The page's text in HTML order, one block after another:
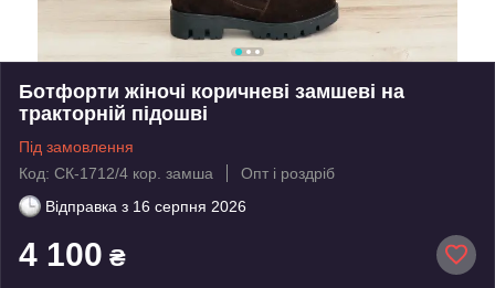
Ботфорти жіночі коричневі замшеві на
тракторній підошві
Під замовлення
Код: СК-1712/4 кор. замша
Опт і роздріб
Відправка з 16 серпня 2026
4 100 ₴